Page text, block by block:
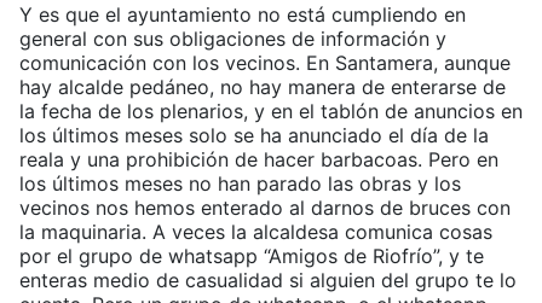
Y es que el ayuntamiento no está cumpliendo en
general con sus obligaciones de información y
comunicación con los vecinos. En Santamera, aunque
hay alcalde pedáneo, no hay manera de enterarse de
la fecha de los plenarios, y en el tablón de anuncios en
los últimos meses solo se ha anunciado el día de la
reala y una prohibición de hacer barbacoas. Pero en
los últimos meses no han parado las obras y los
vecinos nos hemos enterado al darnos de bruces con
la maquinaria. A veces la alcaldesa comunica cosas
por el grupo de whatsapp “Amigos de Riofrío”, y te
enteras medio de casualidad si alguien del grupo te lo